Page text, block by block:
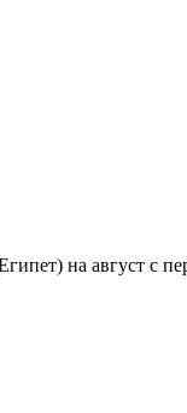
на август с